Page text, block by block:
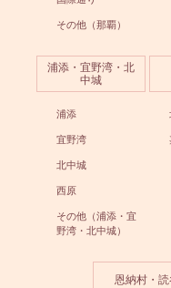
その他（那覇）
浦添・宜野湾・北
中城
浦添
宜野湾
北中城
西原
その他（浦添・宜
野湾・北中城）
恩納村・読